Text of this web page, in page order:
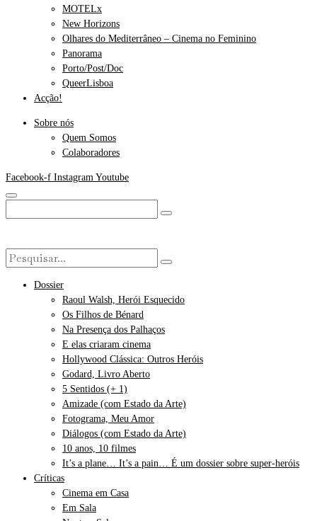
MOTELx
New Horizons
Olhares do Mediterrâneo – Cinema no Feminino
Panorama
Porto/Post/Doc
QueerLisboa
Acção!
Sobre nós
Quem Somos
Colaboradores
Facebook-f Instagram Youtube
Dossier
Raoul Walsh, Herói Esquecido
Os Filhos de Bénard
Na Presença dos Palhaços
E elas criaram cinema
Hollywood Clássica: Outros Heróis
Godard, Livro Aberto
5 Sentidos (+ 1)
Amizade (com Estado da Arte)
Fotograma, Meu Amor
Diálogos (com Estado da Arte)
10 anos, 10 filmes
It’s a plane… It’s a pain… É um dossier sobre super-heróis
Críticas
Cinema em Casa
Em Sala